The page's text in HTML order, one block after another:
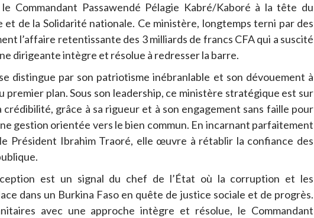
Commandant Passawendé Pélagie Kabré/Kaboré à la tête du
et de la Solidarité nationale. Ce ministère, longtemps terni par des
l’affaire retentissante des 3 milliards de francs CFA qui a suscité
dirigeante intègre et résolue à redresser la barre.
distingue par son patriotisme inébranlable et son dévouement à
plan. Sous son leadership, ce ministère stratégique est sur
grâce à sa rigueur et à son engagement sans faille pour
gestion orientée vers le bien commun. En incarnant parfaitement
Président Ibrahim Traoré, elle œuvre à rétablir la confiance des
est un signal du chef de l’État où la corruption et les
dans un Burkina Faso en quête de justice sociale et de progrès.
avec une approche intègre et résolue, le Commandant